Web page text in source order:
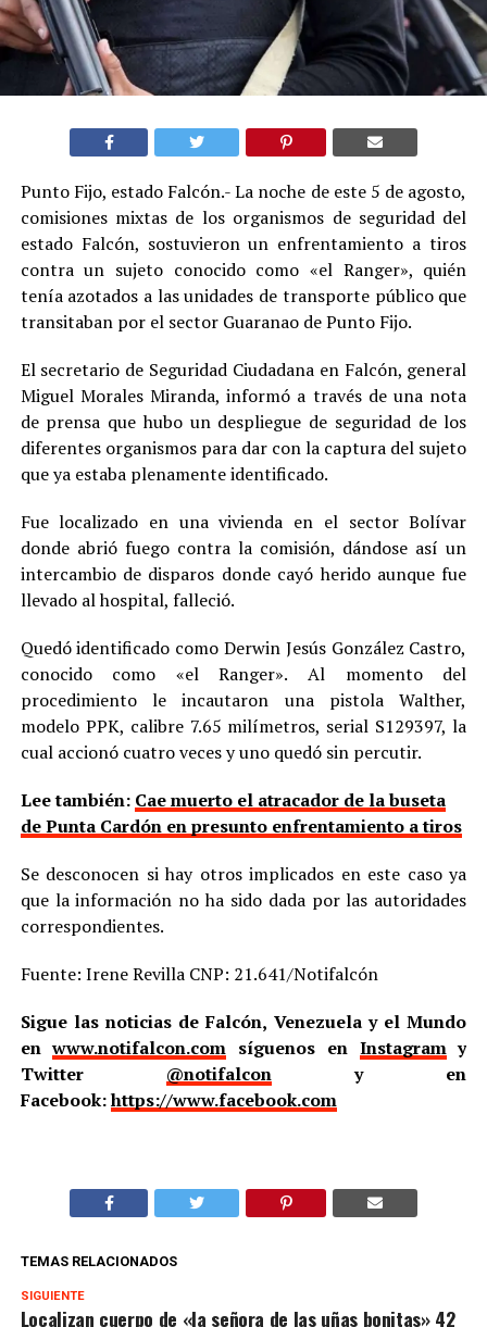
Punto Fijo, estado Falcón.- La noche de este 5 de agosto,
comisiones mixtas de los organismos de seguridad del
estado Falcón, sostuvieron un enfrentamiento a tiros
contra un sujeto conocido como «el Ranger», quién
tenía azotados a las unidades de transporte público que
transitaban por el sector Guaranao de Punto Fijo.
El secretario de Seguridad Ciudadana en Falcón, general
Miguel Morales Miranda, informó a través de una nota
de prensa que hubo un despliegue de seguridad de los
diferentes organismos para dar con la captura del sujeto
que ya estaba plenamente identificado.
Fue localizado en una vivienda en el sector Bolívar
donde abrió fuego contra la comisión, dándose así un
intercambio de disparos donde cayó herido aunque fue
llevado al hospital, falleció.
Quedó identificado como Derwin Jesús González Castro,
conocido como «el Ranger». Al momento del
procedimiento le incautaron una pistola Walther,
modelo PPK, calibre 7.65 milímetros, serial S129397, la
cual accionó cuatro veces y uno quedó sin percutir.
Lee también: Cae muerto el atracador de la buseta
de Punta Cardón en presunto enfrentamiento a tiros
Se desconocen si hay otros implicados en este caso ya
que la información no ha sido dada por las autoridades
correspondientes.
Fuente: Irene Revilla CNP: 21.641/Notifalcón
Sigue las noticias de Falcón, Venezuela y el Mundo
enwww.notifalcon.com síguenos en Instagramy
Twitter @notifalcony en
Facebook:https://www.facebook.com
TEMAS RELACIONADOS
SIGUIENTE
Localizan cuerpo de «la señora de las uñas bonitas» 42